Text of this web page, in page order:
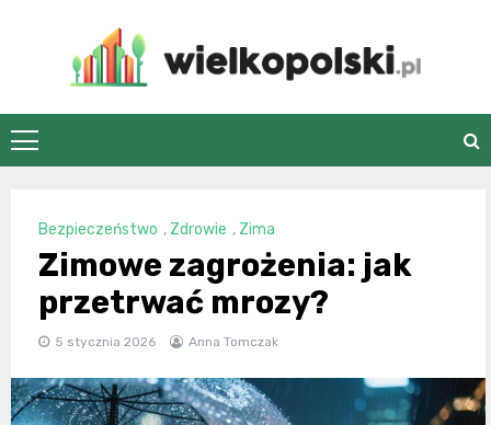
wielkopolski.pl
Bezpieczeństwo , Zdrowie , Zima
Zimowe zagrożenia: jak
przetrwać mrozy?
5 stycznia 2026 Anna Tomczak